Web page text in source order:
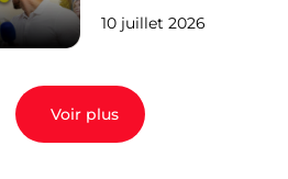
EN 2027 : l’avis
10 juillet 2026
Voir plus